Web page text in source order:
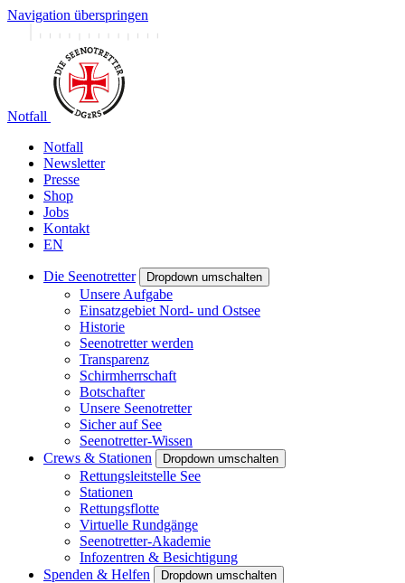
Navigation überspringen
Notfall
Notfall
Newsletter
Presse
Shop
Jobs
Kontakt
EN
Die Seenotretter Dropdown umschalten
Unsere Aufgabe
Einsatzgebiet Nord- und Ostsee
Historie
Seenotretter werden
Transparenz
Schirmherrschaft
Botschafter
Unsere Seenotretter
Sicher auf See
Seenotretter-Wissen
Crews & Stationen
Dropdown umschalten
Rettungsleitstelle See
Stationen
Rettungsflotte
Virtuelle Rundgänge
Seenotretter-Akademie
Infozentren & Besichtigung
Spenden & Helfen
Dropdown umschalten